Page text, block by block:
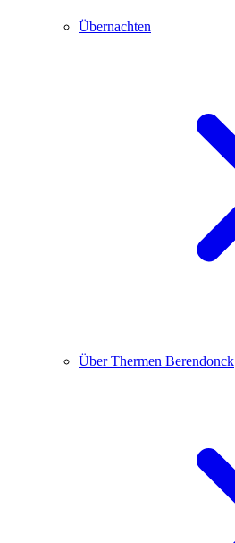
Übernachten
Über Thermen Berendonck